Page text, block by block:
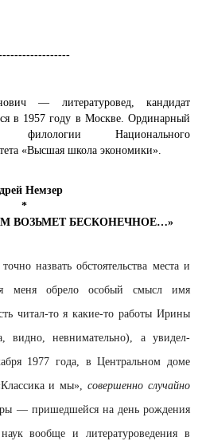
— литературовед, кандидат
в 1957 году в Москве. Ординарный
филологии Национального
«Высшая школа экономики».
Немзер
*
ВОЗЬМЕТ БЕСКОНЕЧНОЕ…»
назвать обстоятельства места и
меня обрело особый смысл имя
читал-то я какие-то работы Ирины
видно, невнимательно), а увидел-
1977 года, в Центральном доме
и мы»,совершенно случайно
— пришедшейся на день рождения
вообще и литературоведения в